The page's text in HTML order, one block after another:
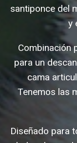
santiponce del
y
Combinación
para un
cama
Tenemos las
Diseñado para